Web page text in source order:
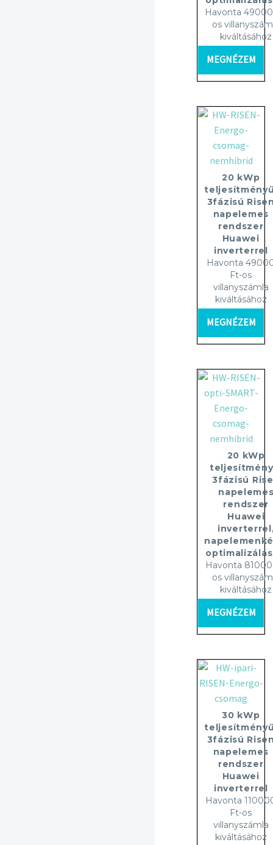
Havonta
os
kiváltásához
MEGNÉZEM
20 kWp
3fázisú
napelemes
rendszer
Huawei
inverterrel
Havonta
Ft-os
villanyszámla
kiváltásához
MEGNÉZEM
20 kWp
3fázisú
rendszer
Huawei
Havonta
os
kiváltásához
MEGNÉZEM
30 kWp
3fázisú
napelemes
rendszer
Huawei
inverterrel
Havonta
Ft-os
villanyszámla
kiváltásához